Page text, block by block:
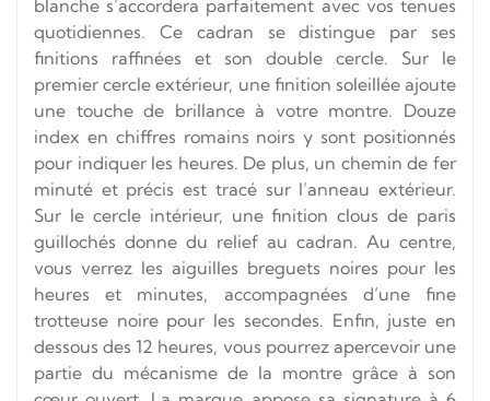
blanche s’accordera parfaitement avec vos tenues
quotidiennes. Ce cadran se distingue par ses
finitions raffinées et son double cercle. Sur le
premier cercle extérieur, une finition soleillée ajoute
une touche de brillance à votre montre. Douze
index en chiffres romains noirs y sont positionnés
pour indiquer les heures. De plus, un chemin de fer
minuté et précis est tracé sur l’anneau extérieur.
Sur le cercle intérieur, une finition clous de paris
guillochés donne du relief au cadran. Au centre,
vous verrez les aiguilles breguets noires pour les
heures et minutes, accompagnées d’une fine
trotteuse noire pour les secondes. Enfin, juste en
dessous des 12 heures, vous pourrez apercevoir une
partie du mécanisme de la montre grâce à son